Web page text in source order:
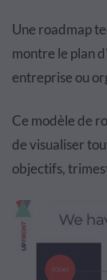
Une roadmap
montre le plan
entreprise ou
Ce modèle de
de visualiser
objectifs,